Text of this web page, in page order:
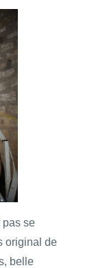
pas se
original de
belle